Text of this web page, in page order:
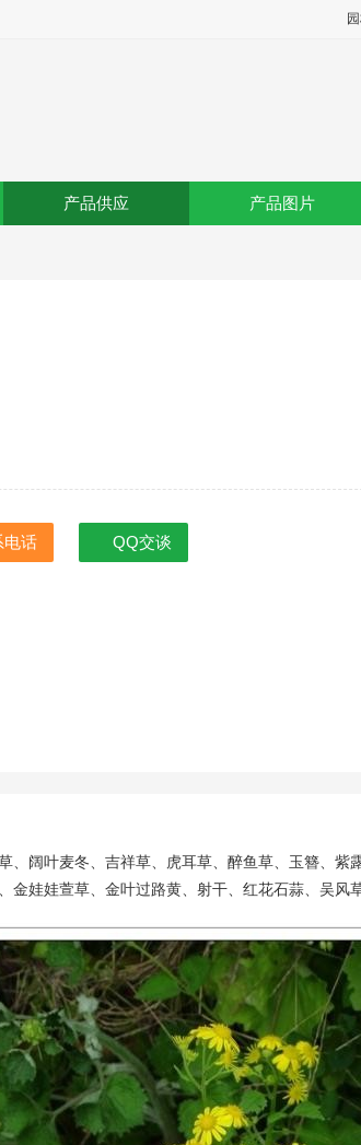
产品供应 产品图片
电话 QQ交谈
、阔叶麦冬、吉祥草、虎耳草、醉鱼草、玉簪、
金娃娃萱草、金叶过路黄、射干、红花石蒜、吴风